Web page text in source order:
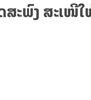
ສະພົງ ສະເໜີ